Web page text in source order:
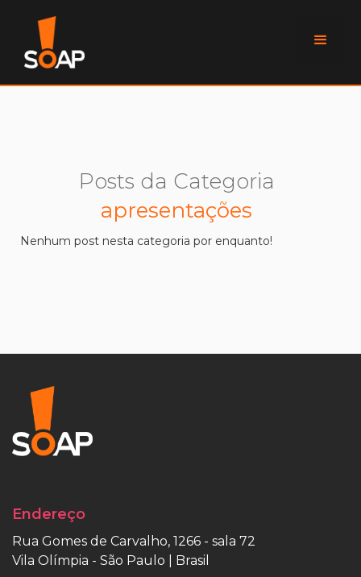
Posts da Categoria
apresentações
Nenhum post nesta categoria por enquanto!
Endereço
Rua Gomes de Carvalho, 1266 - sala 72
Vila Olímpia - São Paulo | Brasil